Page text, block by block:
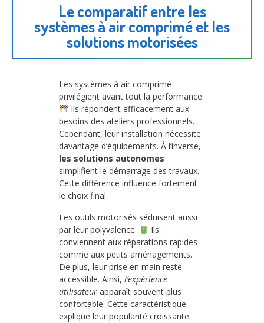
Le comparatif entre les
systèmes à air comprimé et les
solutions motorisées
Les systèmes à air comprimé
privilégient avant tout la performance.
Ils répondent efficacement aux
besoins des ateliers professionnels.
Cependant, leur installation nécessite
davantage d’équipements. À l’inverse,
les solutions autonomes
simplifient le démarrage des travaux.
Cette différence influence fortement
le choix final.
Les outils motorisés séduisent aussi
par leur polyvalence.
Ils
conviennent aux réparations rapides
comme aux petits aménagements.
De plus, leur prise en main reste
accessible. Ainsi, l’expérience
utilisateur apparaît souvent plus
confortable. Cette caractéristique
explique leur popularité croissante.